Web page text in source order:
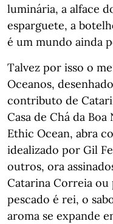
luminária, a alface
esparguete, a
é um mundo ainda
Talvez por isso o
Oceanos,
contributo de
Casa de Chá da
Ethic Ocean, abra
idealizado por Gil
outros, ora
Catarina Correia ou
pescado é rei, o
aroma se expande